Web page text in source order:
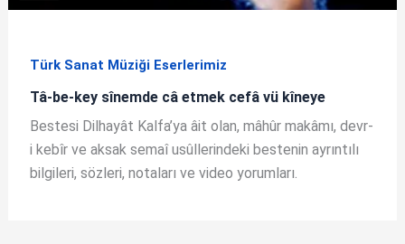
Türk Sanat Müziği Eserlerimiz
Tâ-be-key sînemde câ etmek cefâ vü kîneye
Bestesi Dilhayât Kalfa’ya âit olan, mâhûr makâmı, devr-
i kebîr ve aksak semaî usûllerindeki bestenin ayrıntılı
bilgileri, sözleri, notaları ve video yorumları.